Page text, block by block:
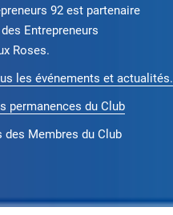
92 est partenaire
Entrepreneurs
Roses.
les événements et actualités.
permanences du Club
des Membres du Club